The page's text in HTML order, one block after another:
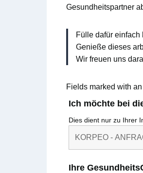
Gesundheitspartner
Fülle dafür
Genieße dieses
Wir freuen uns
Fields marked with an
Ich möchte bei
Dies dient nur zu Ihrer
Ihre